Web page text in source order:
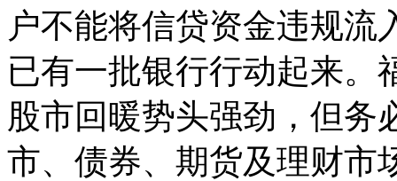
户不能将信贷资金违规流
已有一批银行行动起来。
股市回暖势头强劲，但务
市、债券、期货及理财市